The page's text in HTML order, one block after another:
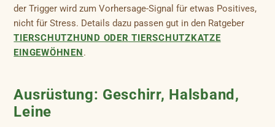
der Trigger wird zum Vorhersage-Signal für etwas Positives,
nicht für Stress. Details dazu passen gut in den Ratgeber
TIERSCHUTZHUND ODER TIERSCHUTZKATZE
EINGEWÖHNEN.
Ausrüstung: Geschirr, Halsband,
Leine